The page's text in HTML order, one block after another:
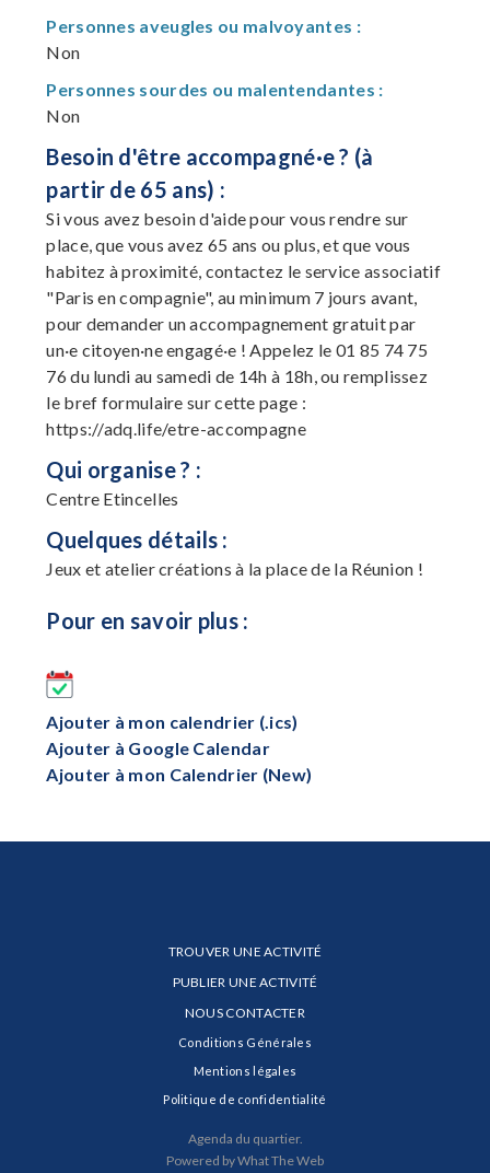
Personnes aveugles ou malvoyantes :
Non
Personnes sourdes ou malentendantes :
Non
Besoin d'être accompagné·e ? (à
partir de 65 ans) :
Si vous avez besoin d'aide pour vous rendre sur
place, que vous avez 65 ans ou plus, et que vous
habitez à proximité, contactez le service associatif
"Paris en compagnie", au minimum 7 jours avant,
pour demander un accompagnement gratuit par
un·e citoyen·ne engagé·e ! Appelez le 01 85 74 75
76 du lundi au samedi de 14h à 18h, ou remplissez
le bref formulaire sur cette page :
https://adq.life/etre-accompagne
Qui organise ? :
Centre Etincelles
Quelques détails :
Jeux et atelier créations à la place de la Réunion !
Pour en savoir plus :
Ajouter à mon calendrier (.ics)
Ajouter à Google Calendar
Ajouter à mon Calendrier (New)
TROUVER UNE ACTIVITÉ
PUBLIER UNE ACTIVITÉ
NOUS CONTACTER
Conditions Générales
Mentions légales
Politique de confidentialité
Agenda du quartier.
Powered by What The Web